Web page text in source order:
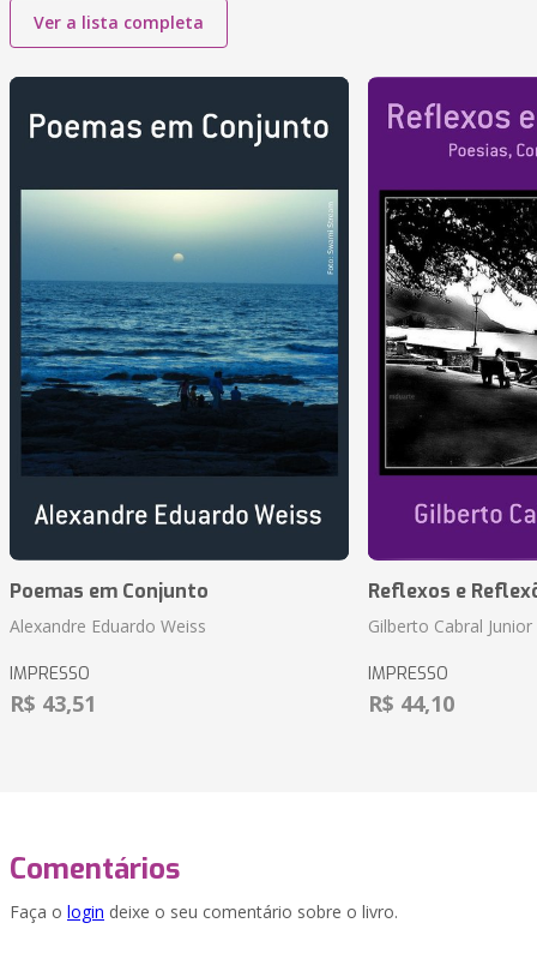
Ver a lista completa
Poemas em Conjunto
Alexandre Eduardo Weiss
IMPRESSO
R$ 43,51
Reflexos e
Gilberto Cabral Junior
IMPRESSO
R$ 44,10
Comentários
Faça o login deixe o seu comentário sobre o livro.